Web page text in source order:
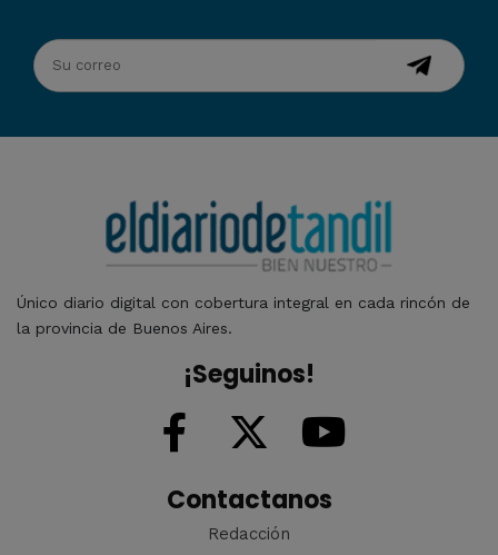
Único diario digital con cobertura integral en cada rincón de
la provincia de Buenos Aires.
¡Seguinos!
Contactanos
Redacción